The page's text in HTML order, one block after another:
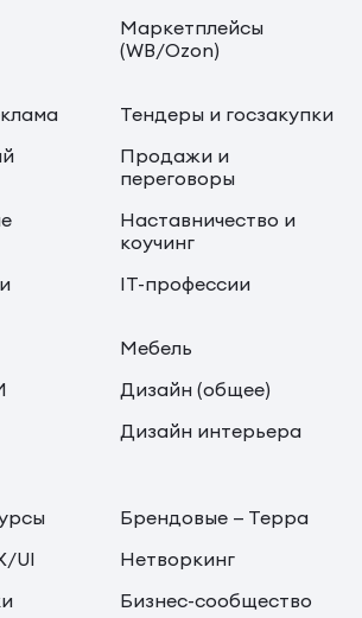
Маркетплейсы
(WB/Ozon)
Тендеры и госзакупки
Продажи и
переговоры
Наставничество и
коучинг
IT-профессии
Мебель
Дизайн (общее)
Дизайн интерьера
Брендовые — Терра
UI
Нетворкинг
Бизнес-сообщество